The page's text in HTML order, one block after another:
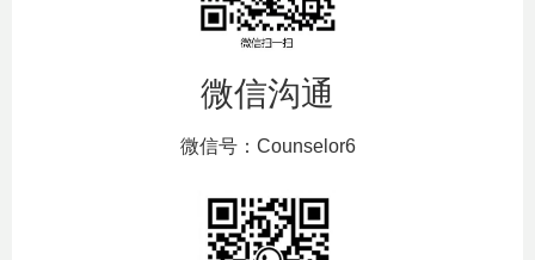
微信沟通
微信号：Counselor6